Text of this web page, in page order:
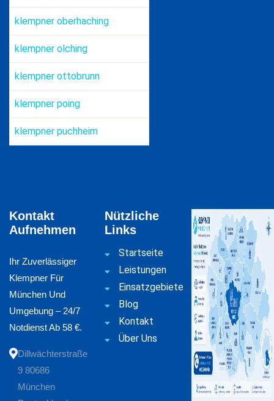
Kontakt
Aufnehmen
Ihr Zuverlässiger
Klempner Für
München Und
Umgebung – 24/7
Notdienst Ab 58 €.
Dillwächterstraße
9 80686
München
Nützliche
Links
Startseite
Leistungen
Einsatzgebiete
Blog
Kontakt
Über Uns
klempner oberhaching
klempner olching
klempner ottobrunn
klempner poing
klempner puchheim